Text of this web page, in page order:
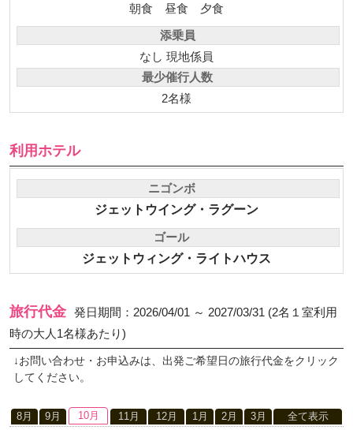
朝食 昼食 夕食
添乗員
なし 現地係員
最少催行人数
2名様
利用ホテル
ニゴンボ
ジェットウイング・ラグーン
ゴール
ジェットウィング・ライトハウス
旅行代金 発日期間：2026/04/01 ～ 2027/03/31 (2名１室利用
時の大人1名様あたり)
↓お問い合わせ・お申込みは、出発ご希望日の旅行代金をクリック
してください。
8月 9月 10月 11月 12月 1月 2月 3月 全て表示